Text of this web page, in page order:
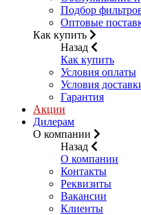
Подбор
Оптовые
Как купить
Назад
Как купить
Условия оплаты
Условия
Гарантия
Акции
Дилерам
О компании
Назад
О компании
Контакты
Реквизиты
Вакансии
Клиенты